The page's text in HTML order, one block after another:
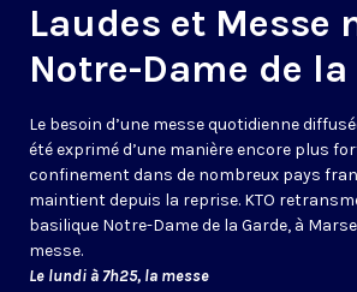
Laudes et Messe
Notre-Dame de la
Le besoin d’une messe quotidienne
été exprimé d’une manière encore plus
confinement dans de nombreux pays
maintient depuis la reprise. KTO
basilique Notre-Dame de la Garde, à
messe.
Le lundi à 7h25, la messe